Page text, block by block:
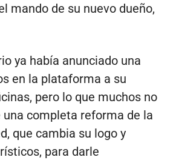
mando de su nuevo dueño,
ya había anunciado una
en la plataforma a su
pero lo que muchos no
completa reforma de la
que cambia su logo y
para darle